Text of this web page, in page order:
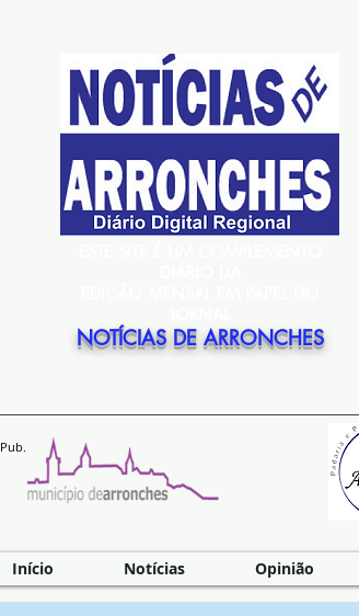
NOTÍCIAS DE ARRONCHES
Pub.
Início Notícias Opinião